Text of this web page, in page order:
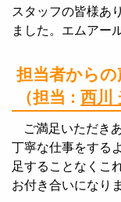
スタッフの皆様あ
ました。エムアー
担当者からの
（担当 :西川
ご満足いただき
丁寧な仕事をする
足することなくこ
お付き合いになり